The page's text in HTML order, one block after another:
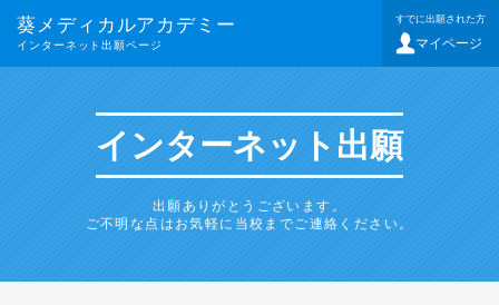
葵メディカルアカデミー
インターネット出願ページ
すでに出願された方
マイページ
インターネット出願
出願ありがとうございます。
ご不明な点はお気軽に当校までご連絡ください。